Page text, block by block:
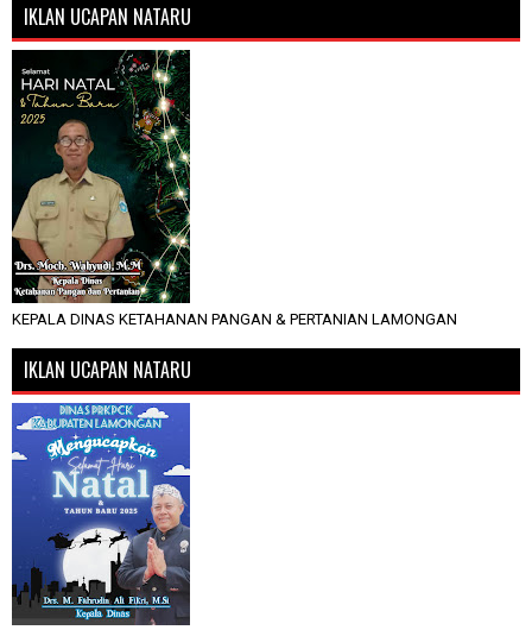
IKLAN UCAPAN NATARU
KEPALA DINAS KETAHANAN PANGAN & PERTANIAN LAMONGAN
IKLAN UCAPAN NATARU